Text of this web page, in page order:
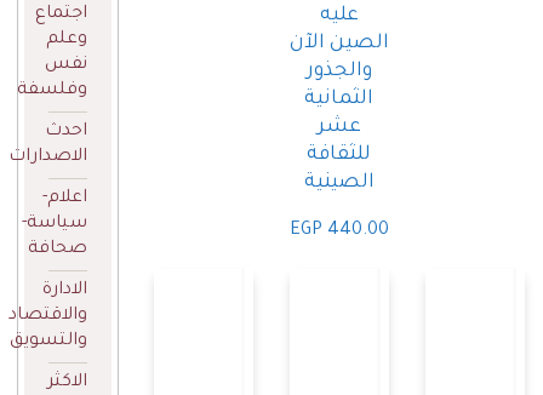
الصين الآن
والجذور
الثمانية
للثقافة
الصينية
EGP440.00
اجتماع
وفلسفة
الاصدارات
سياسة-
صحافة
والاقتصاد
والتسويق